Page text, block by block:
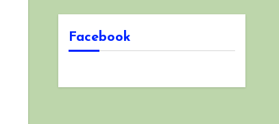
Facebook